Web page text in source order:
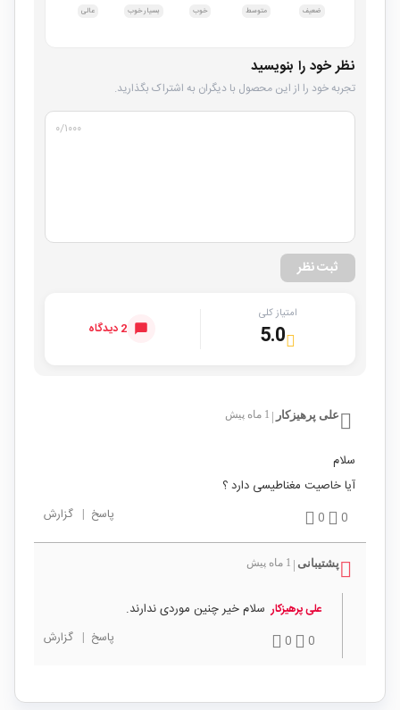
ضعیف متوسط خوب بسیار خوب عالی
نظر خود را بنویسید
تجربه خود را از این محصول با دیگران به اشتراک بگذارید.
۰/۱۰۰۰
ثبت نظر
امتیاز کلی
5.0 2 دیدگاه
علی پرهیزکار 1 ماه پیش
سلام
آیا خاصیت مغناطیسی دارد ؟
0
0 پاسخ | گزارش
پشتیبانی 1 ماه پیش
علی پرهیزکار سلام خیر چنین موردی ندارند.
0
0 پاسخ | گزارش